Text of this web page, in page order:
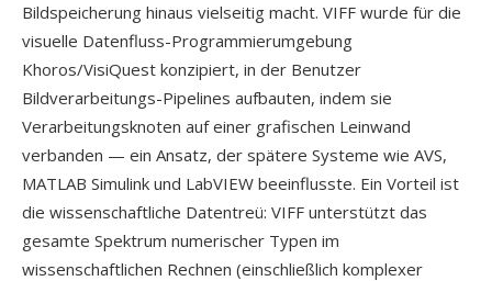
Bildspeicherung hinaus vielseitig macht. VIFF wurde für die
visuelle Datenfluss-Programmierumgebung
Khoros/VisiQuest konzipiert, in der Benutzer
Bildverarbeitungs-Pipelines aufbauten, indem sie
Verarbeitungsknoten auf einer grafischen Leinwand
verbanden — ein Ansatz, der spätere Systeme wie AVS,
MATLAB Simulink und LabVIEW beeinflusste. Ein Vorteil ist
die wissenschaftliche Datentreü: VIFF unterstützt das
gesamte Spektrum numerischer Typen im
wissenschaftlichen Rechnen (einschließlich komplexer